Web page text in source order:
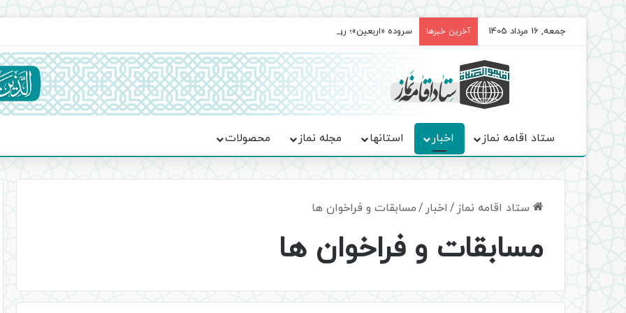
جمعه, 16 مرداد 1405 آخرین خبرها سروده‌ «اربعین»؛ روایت حماسه، استقامت و تمدن‌سازی امت اسلامی
ستاد اقامه نماز اخبار استانها مجله نماز محصولات
ستاد اقامه نماز / اخبار /مسابقات و فراخوان ها
مسابقات و فراخوان ها